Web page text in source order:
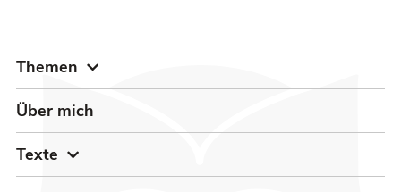
Themen
Über mich
Texte